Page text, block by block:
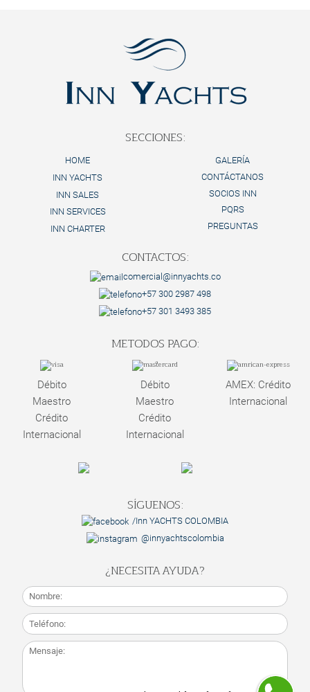
canecas - acatar las ordenes de seguridad del
Proceso y Políticas de Reserva
SECCIONES:
HOME
INN YACHTS
INN SALES
INN SERVICES
INN CHARTER
GALERÍA
CONTÁCTANOS
SOCIOS INN
PQRS
PREGUNTAS
CONTACTOS:
comercial@innyachts.co
+57 300 2987 498
+57 301 3493 385
METODOS PAGO:
Débito
Maestro
Crédito
Internacional
Débito
Maestro
Crédito
Internacional
AMEX: Crédito
Internacional
SÍGUENOS:
/Inn YACHTS COLOMBIA
@innyachtscolombia
¿NECESITA AYUDA?